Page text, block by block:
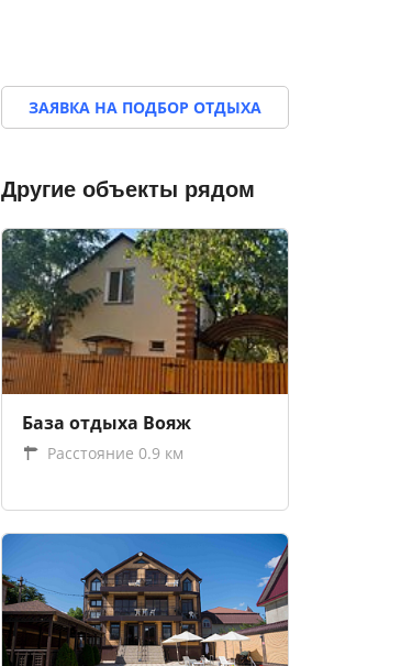
ЗАЯВКА НА ПОДБОР ОТДЫХА
Другие объекты рядом
База отдыха Вояж
Расстояние 0.9 км